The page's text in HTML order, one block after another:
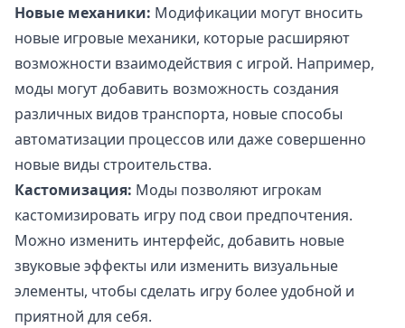
Новые механики: Модификации могут вносить
новые игровые механики, которые расширяют
возможности взаимодействия с игрой. Например,
моды могут добавить возможность создания
различных видов транспорта, новые способы
автоматизации процессов или даже совершенно
новые виды строительства.
Кастомизация: Моды позволяют игрокам
кастомизировать игру под свои предпочтения.
Можно изменить интерфейс, добавить новые
звуковые эффекты или изменить визуальные
элементы, чтобы сделать игру более удобной и
приятной для себя.